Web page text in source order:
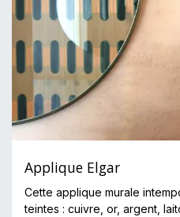
Applique Elgar
Cette applique murale
teintes : cuivre, or, argent,